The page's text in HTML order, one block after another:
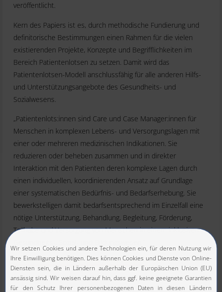
veröffentlicht.
Kern des Papiers ist es, durch methodische Fundierung und
definitorische Bestimmungen einen Rahmen für die vielen
existierenden Projekte, Konzepte und Begrifflichkeiten im
Bereich Patientenlotsen zu setzen. Damit wird das
Patientenlotsen-Modell anschlussfähig für alle anderen Hilfs-
und Unterstützungsangebote des Gesundheits- und
Sozialwesens.
„Patientenlots:innen sind Care und Case Manager:innen für
Menschen in komplexen Lebens- und Versorgungslagen mit
einer oder mehreren medizinischen Indikationen. Sie
reduzieren oder beheben zusammen und in direkter
Interaktion mit den Patienten deren komplexe Lagen durch
einen individuellen, koordinierenden Ansatz auf Grundlage
einer systematischen Bedürfnis- und Bedarfserhebung. Sie
bewerkstelligen damit bedarfsentsprechend im Einzelfall eine
nötige Unterstützung, Behandlung, Begleitung, Förderung,
Teilhabe und Versorgung von Menschen in einem inklusiven
Das Positionspapier als PDF zum Download